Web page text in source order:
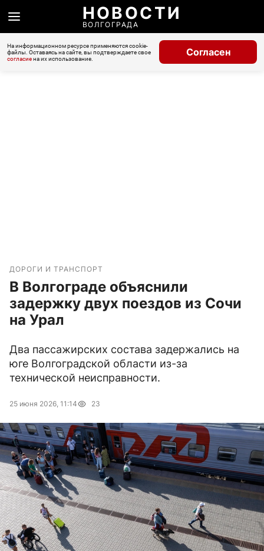
НОВОСТИ
ВОЛГОГРАДА
На информационном ресурсе применяются cookie-
файлы. Оставаясь на сайте, вы подтверждаете свое
согласиена их использование.
Согласен
ДОРОГИ И ТРАНСПОРТ
В Волгограде объяснили
задержку двух поездов из Сочи
на Урал
Два пассажирских состава задержались на
юге Волгоградской области из-за
технической неисправности.
25 июня 2026, 11:14 23